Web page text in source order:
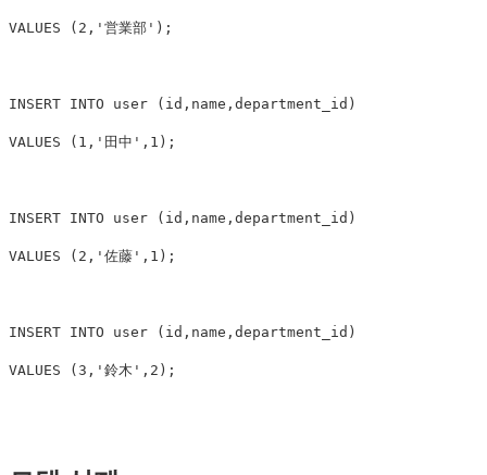
VALUES ( 2 , '営業部' );
INSERT INTO user ( id , name , department_id )
VALUES ( 1 , '田中' , 1 );
INSERT INTO user ( id , name , department_id )
VALUES ( 2 , '佐藤' , 1 );
INSERT INTO user ( id , name , department_id )
VALUES ( 3 , '鈴木' , 2 );